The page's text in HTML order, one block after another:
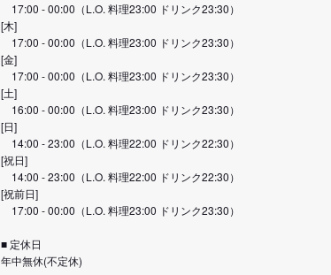
17:00 - 00:00（L.O. 料理23:00 ドリンク23:30）
[木]
17:00 - 00:00（L.O. 料理23:00 ドリンク23:30）
[金]
17:00 - 00:00（L.O. 料理23:00 ドリンク23:30）
[土]
16:00 - 00:00（L.O. 料理23:00 ドリンク23:30）
[日]
14:00 - 23:00（L.O. 料理22:00 ドリンク22:30）
[祝日]
14:00 - 23:00（L.O. 料理22:00 ドリンク22:30）
[祝前日]
17:00 - 00:00（L.O. 料理23:00 ドリンク23:30）
■ 定休日
年中無休(不定休)